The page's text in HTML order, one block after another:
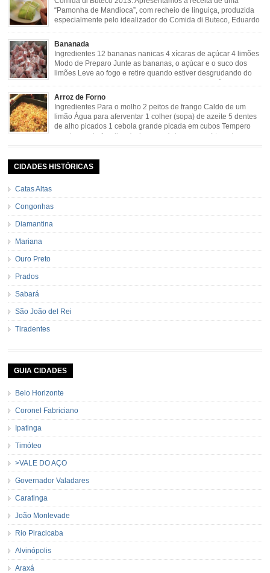
“Pamonha de Mandioca”, com recheio de linguiça, produzida
especialmente pelo idealizador do Comida di Buteco, Eduardo
cebola picadinha 100gr de mandioca crua ralada e espremida 1 colher café
de manteiga 35ml de leite Palha de milho verde 1 […]
Bananada
Ingredientes 12 bananas nanicas 4 xícaras de açúcar 4 limões
Modo de Preparo Junte as bananas, o açúcar e o suco dos
limões Leve ao fogo e retire quando estiver desgrudando do
de Preparo: 40 minutos http://eusoumineirouaiso.com.br/culinaria-
mineira/bananada#tempo-de-preparo
Arroz de Forno
Ingredientes Para o molho 2 peitos de frango Caldo de um
limão Água para aferventar 1 colher (sopa) de azeite 5 dentes
de alho picados 1 cebola grande picada em cubos Tempero
caseiro verde 1 colher (sobremesa) de urucum 4 tomates sem
pele e sem sementes 1 pitada de noz moscada Salsa e cebolinha Pimenta
CIDADES HISTÓRICAS
Catas Altas
Congonhas
Diamantina
Mariana
Ouro Preto
Prados
Sabará
São João del Rei
Tiradentes
GUIA CIDADES
Belo Horizonte
Coronel Fabriciano
Ipatinga
Timóteo
>VALE DO AÇO
Governador Valadares
Caratinga
João Monlevade
Rio Piracicaba
Alvinópolis
Araxá